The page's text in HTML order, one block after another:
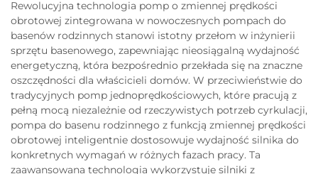
Rewolucyjna technologia pomp o zmiennej prędkości
obrotowej zintegrowana w nowoczesnych pompach do
basenów rodzinnych stanowi istotny przełom w inżynierii
sprzętu basenowego, zapewniając nieosiągalną wydajność
energetyczną, która bezpośrednio przekłada się na znaczne
oszczędności dla właścicieli domów. W przeciwieństwie do
tradycyjnych pomp jednoprędkościowych, które pracują z
pełną mocą niezależnie od rzeczywistych potrzeb cyrkulacji,
pompa do basenu rodzinnego z funkcją zmiennej prędkości
obrotowej inteligentnie dostosowuje wydajność silnika do
konkretnych wymagań w różnych fazach pracy. Ta
zaawansowana technologia wykorzystuje silniki z